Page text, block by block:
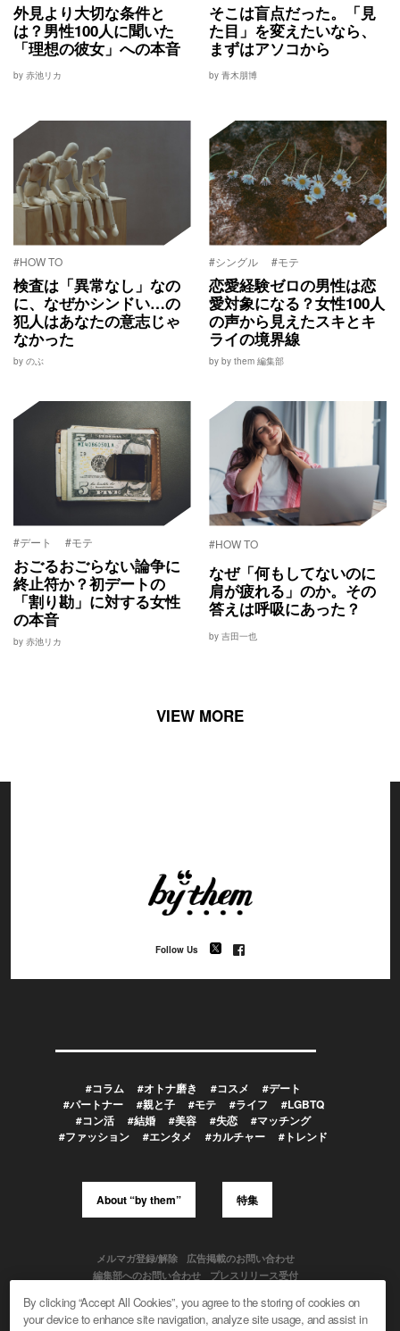
外見より大切な条件と
は？男性100人に聞いた
「理想の彼女」への本音
by 赤池リカ
そこは盲点だった。「見
た目」を変えたいなら、
まずはアソコから
by 青木朋博
#HOW TO
検査は「異常なし」なの
に、なぜかシンドい…の
犯人はあなたの意志じゃ
なかった
by のぶ
#シングル #モテ
恋愛経験ゼロの男性は恋
愛対象になる？女性100人
の声から見えたスキとキ
ライの境界線
by by them 編集部
#デート #モテ
おごるおごらない論争に
終止符か？初デートの
「割り勘」に対する女性
の本音
by 赤池リカ
#HOW TO
なぜ「何もしてないのに
肩が疲れる」のか。その
答えは呼吸にあった？
by 吉田一也
VIEW MORE
Follow Us
#コラム #オトナ磨き #コスメ
#デート
#パートナー
#親と子 #モテ #ライフ
#LGBTQ
#コン活
#結婚 #美容 #失恋
#マッチング
#ファッション
#エンタメ #カルチャー #トレンド
About “by them” 特集
メルマガ登録/解除
広告掲載のお問い合わせ
編集部へのお問い合わせ
プレスリリース受付
By clicking “Accept All Cookies”, you agree to the storing of cookies on
your device to enhance site navigation, analyze site usage, and assist in